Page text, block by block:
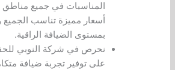
المناسبات في جميع مناطق
أسعار مميزة تناسب الجميع
بمستوى الضيافة الراقية.
على توفير تجربة ضيافة